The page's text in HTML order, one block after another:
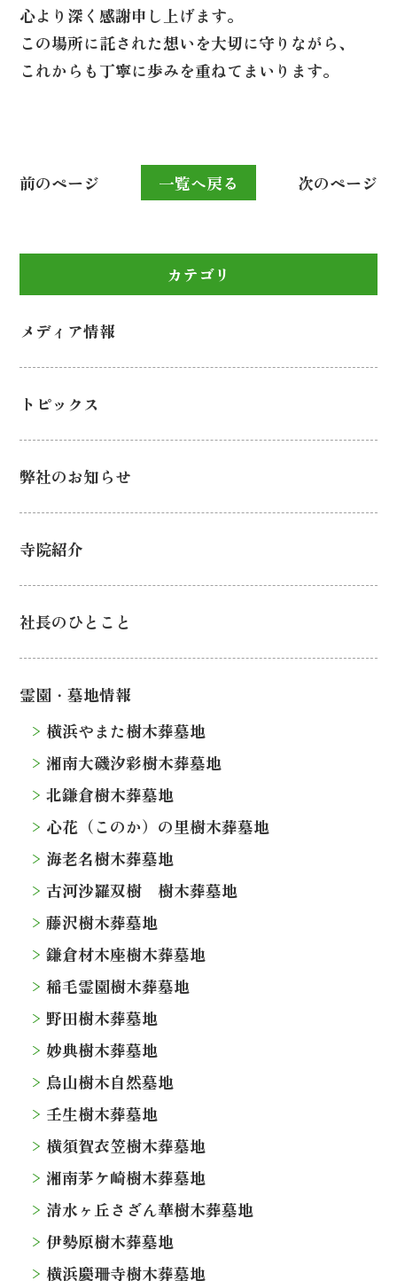
心より深く感謝申し上げます。
この場所に託された想いを大切に守りながら、
これからも丁寧に歩みを重ねてまいります。
前のページ 一覧へ戻る 次のページ
カテゴリ
メディア情報
トピックス
弊社のお知らせ
寺院紹介
社長のひとこと
霊園・墓地情報
横浜やまた樹木葬墓地
湘南大磯汐彩樹木葬墓地
北鎌倉樹木葬墓地
心花（このか）の里樹木葬墓地
海老名樹木葬墓地
古河沙羅双樹 樹木葬墓地
藤沢樹木葬墓地
鎌倉材木座樹木葬墓地
稲毛霊園樹木葬墓地
野田樹木葬墓地
妙典樹木葬墓地
烏山樹木自然墓地
壬生樹木葬墓地
横須賀衣笠樹木葬墓地
湘南茅ケ崎樹木葬墓地
清水ヶ丘さざん華樹木葬墓地
伊勢原樹木葬墓地
横浜慶珊寺樹木葬墓地